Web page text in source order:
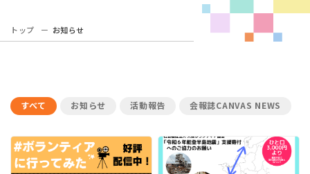
トップ お知らせ
すべて お知らせ 活動報告 会報誌CANVAS NEWS